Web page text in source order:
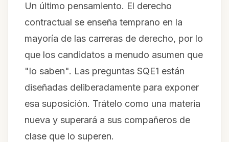
Un último pensamiento. El derecho
contractual se enseña temprano en la
mayoría de las carreras de derecho, por lo
que los candidatos a menudo asumen que
"lo saben". Las preguntas SQE1 están
diseñadas deliberadamente para exponer
esa suposición. Trátelo como una materia
nueva y superará a sus compañeros de
clase que lo superen.